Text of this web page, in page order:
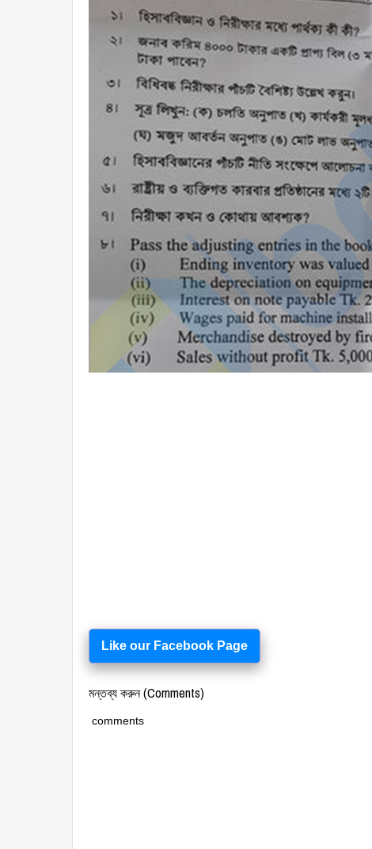
Like our Facebook Page
মন্তব্য করুন (Comments)
comments